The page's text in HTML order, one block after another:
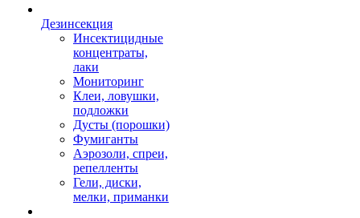
Дезинсекция
Инсектицидные
концентраты,
лаки
Мониторинг
Клеи, ловушки,
подложки
Дусты (порошки)
Фумиганты
Аэрозоли, спреи,
репелленты
Гели, диски,
мелки, приманки